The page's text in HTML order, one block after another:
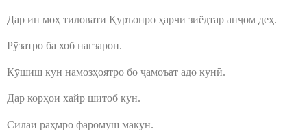
Дар ин моҳ тиловати Қуръонро ҳарчӣ зиёдтар анҷом деҳ.
Рӯзатро ба хоб нагзарон.
Кӯшиш кун намозҳоятро бо ҷамоъат адо кунӣ.
Дар корҳои хайр шитоб кун.
Силаи раҳмро фаромӯш макун.